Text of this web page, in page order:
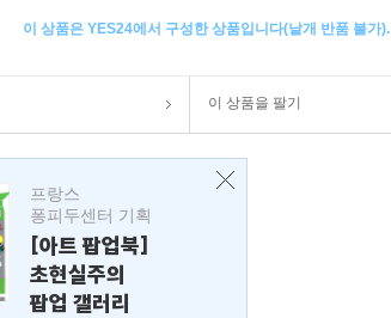
이 상품은 YES24에서 구성한 상품입니다(낱개 반품 불가).
이 상품을 팔기
프랑스
퐁피두센터 기획
[아트 팝업북]
초현실주의
팝업 갤러리